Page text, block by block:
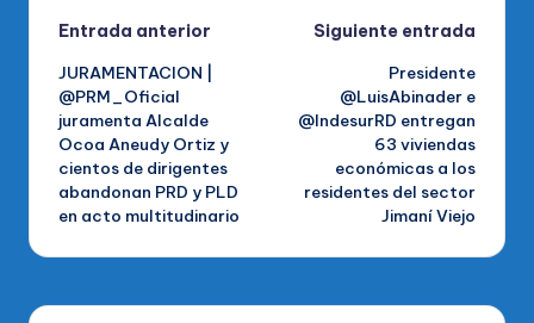
Navegación
de
entradas
Entrada anterior
JURAMENTACION |
@PRM_Oficial
juramenta Alcalde
Ocoa Aneudy Ortiz y
cientos de dirigentes
abandonan PRD y PLD
en acto multitudinario
Siguiente entrada
Presidente
@LuisAbinader e
@IndesurRD entregan
63 viviendas
económicas a los
residentes del sector
Jimaní Viejo